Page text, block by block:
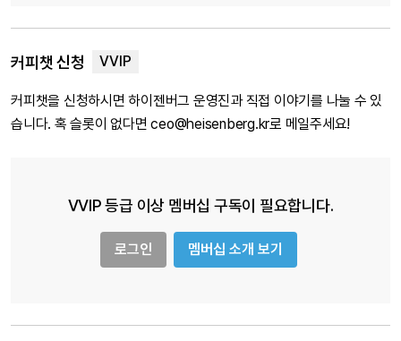
커피챗 신청
커피챗을 신청하시면 하이젠버그 운영진과 직접 이야기를 나눌 수 있
습니다. 혹 슬롯이 없다면 ceo@heisenberg.kr로 메일주세요!
VVIP 등급 이상 멤버십 구독이 필요합니다.
로그인 멤버십 소개 보기